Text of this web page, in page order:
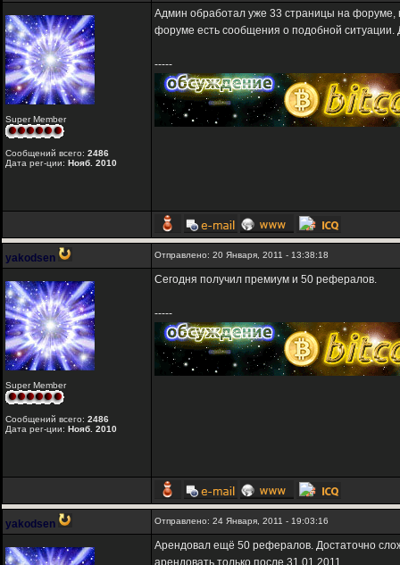
Super Member
Сообщений всего: 2486
Дата рег-ции: Нояб. 2010
Админ обработал уже 33 страницы на форуме,
форуме есть сообщения о подобной
-----
yakodsen Отправлено: 20 Января, 2011 - 13:38:18
Super Member
Сообщений всего: 2486
Дата рег-ции: Нояб. 2010
Сегодня получил премиум и 50 рефералов.
-----
yakodsen Отправлено: 24 Января, 2011 - 19:03:16
Арендовал ещё 50 рефералов. Достаточно
арендовать только после 31.01.2011